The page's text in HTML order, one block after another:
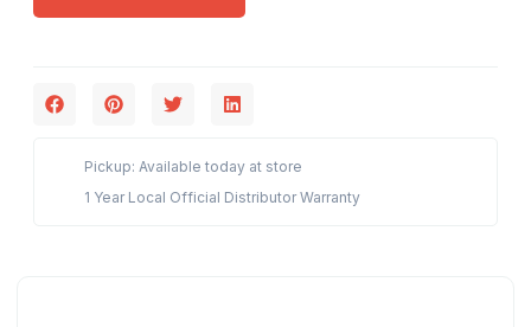
Pickup: Available today at store
1 Year Local Official Distributor Warranty